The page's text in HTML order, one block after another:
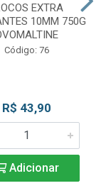
EXTRA
10MM 750G
Código: 76
R$ 43,90
Adicionar